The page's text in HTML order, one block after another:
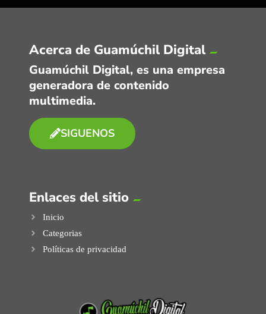
Acerca de Guamúchil Digital
Guamúchil Digital, es una empresa
generadora de contenido
multimedia.
SIGUENOS
Enlaces del sitio
Inicio
Categorias
Políticas de privacidad